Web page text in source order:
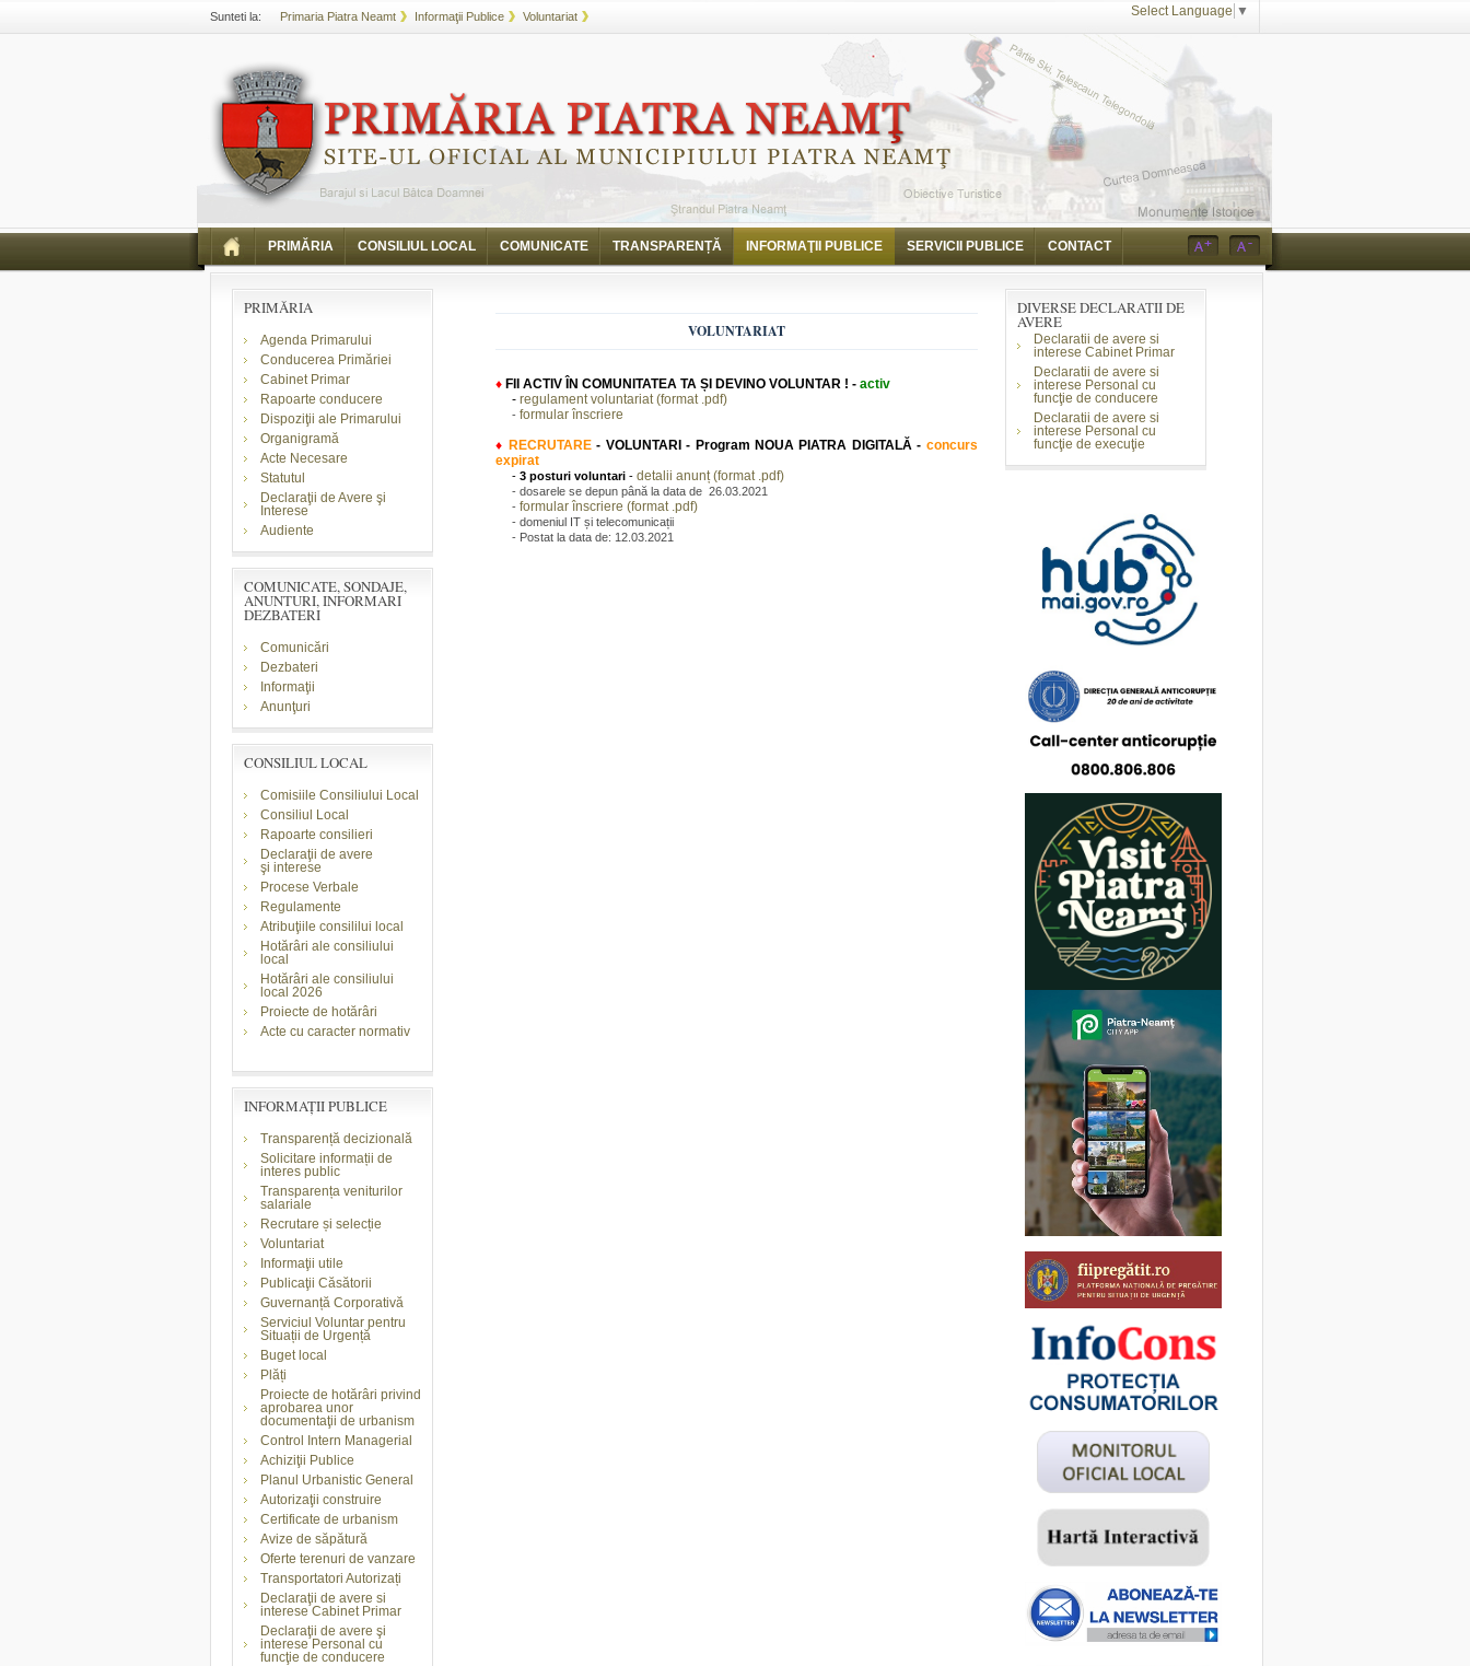
Sunteti la: Primaria Piatra Neamt Informaţii Publice Voluntariat Select Language ▼
PRIMĂRIA CONSILIUL LOCAL COMUNICATE TRANSPARENȚĂ INFORMAŢII PUBLICE SERVICII PUBLICE CONTACT
PRIMĂRIA
Agenda Primarului
Conducerea Primăriei
Cabinet Primar
Rapoarte conducere
Dispoziţii ale Primarului
Organigramă
Acte Necesare
Statutul
Declaraţii de Avere şi
Interese
Audiente
COMUNICATE, SONDAJE,
ANUNTURI, INFORMARI
DEZBATERI
Comunicări
Dezbateri
Informaţii
Anunţuri
CONSILIUL LOCAL
Comisiile Consiliului Local
Consiliul Local
Rapoarte consilieri
Declaraţii de avere
şi interese
Procese Verbale
Regulamente
Atribuţiile consililui local
Hotărâri ale consiliului
local
Hotărâri ale consiliului
local 2026
Proiecte de hotărâri
Acte cu caracter normativ
INFORMAŢII PUBLICE
Transparență decizională
Solicitare informații de
interes public
Transparența veniturilor
salariale
Recrutare și selecție
Voluntariat
Informaţii utile
Publicaţii Căsătorii
Guvernanță Corporativă
Serviciul Voluntar pentru
Situații de Urgență
Buget local
Plăți
Proiecte de hotărâri privind
aprobarea unor
documentaţii de urbanism
Control Intern Managerial
Achiziţii Publice
Planul Urbanistic General
Autorizaţii construire
Certificate de urbanism
Avize de săpătură
Oferte terenuri de vanzare
Transportatori Autorizați
Declaraţii de avere si
interese Cabinet Primar
Declaraţii de avere şi
interese Personal cu
funcţie de conducere
VOLUNTARIAT
♦ FII ACTIV ÎN COMUNITATEA TA ȘI DEVINO VOLUNTAR ! -activ
- regulament voluntariat (format .pdf)
- formular înscriere
♦ RECRUTARE - VOLUNTARI - Program NOUA PIATRA DIGITALĂ - concurs
expirat
- 3 posturi voluntari- detalii anunț (format .pdf)
- dosarele se depun până la data de 26.03.2021
- formular înscriere (format .pdf)
- domeniul IT și telecomunicații
- Postat la data de: 12.03.2021
DIVERSE DECLARATII DE
AVERE
Declaratii de avere si
interese Cabinet Primar
Declaratii de avere si
interese Personal cu
funcţie de conducere
Declaratii de avere si
interese Personal cu
funcţie de execuţie